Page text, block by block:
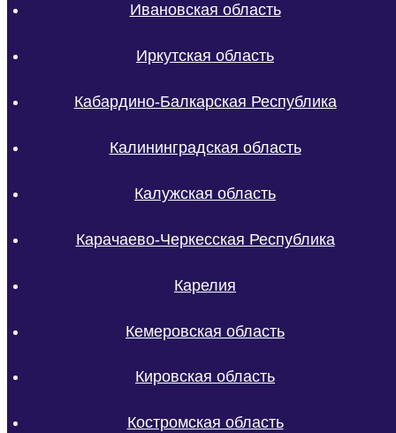
Ивановская область
Иркутская область
Кабардино-Балкарская Республика
Калининградская область
Калужская область
Карачаево-Черкесская Республика
Карелия
Кемеровская область
Кировская область
Костромская область